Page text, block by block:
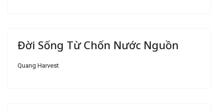
Đời Sống Từ Chốn Nước Nguồn
Quang Harvest